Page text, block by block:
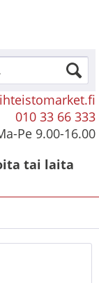
010 33 66 333
Pe 9.00-16.00
tai laita